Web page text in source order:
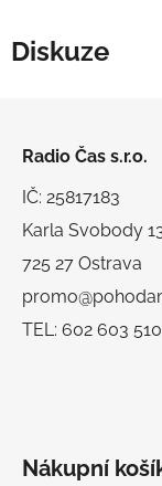
Diskuze
Radio Čas s.r.o.
IČ: 25817183
Karla Svobody
725 27 Ostrava
TEL: 602 603 510
Nákupní